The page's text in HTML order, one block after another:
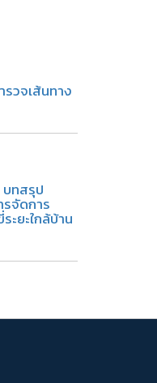
วจเส้นทาง
บทสรุป
จัดการ
ะยะใกล้บ้าน